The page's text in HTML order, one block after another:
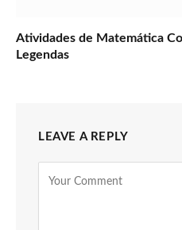
Atividades de Matemática
Legendas
LEAVE A REPLY